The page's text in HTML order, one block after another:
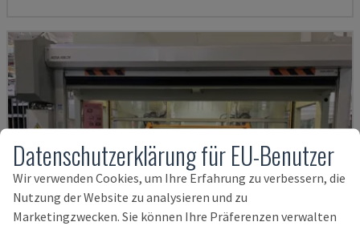
Datenschutzerklärung für EU-Benutzer
Wir verwenden Cookies, um Ihre Erfahrung zu verbessern, die
Nutzung der Website zu analysieren und zu
Marketingzwecken. Sie können Ihre Präferenzen verwalten